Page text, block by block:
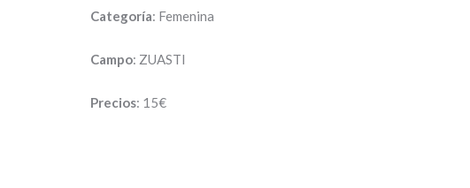
Categoría: Femenina
Campo: ZUASTI
Precios: 15€